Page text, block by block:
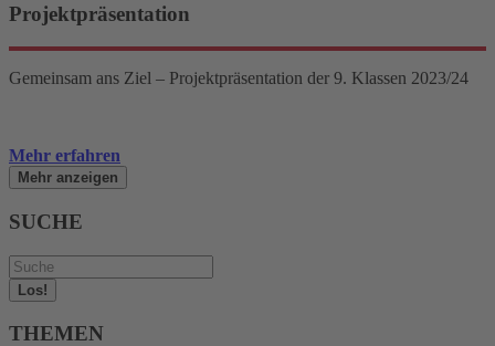
Projektpräsentation
Gemeinsam ans Ziel – Projektpräsentation der 9. Klassen 2023/24
Mehr erfahren
Mehr anzeigen
SUCHE
Los!
THEMEN